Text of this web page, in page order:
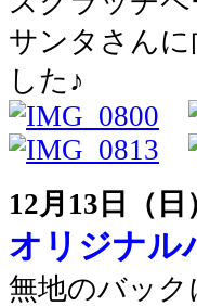
サンタさん
した♪
12月13日（日
オリジナル
無地のバッ